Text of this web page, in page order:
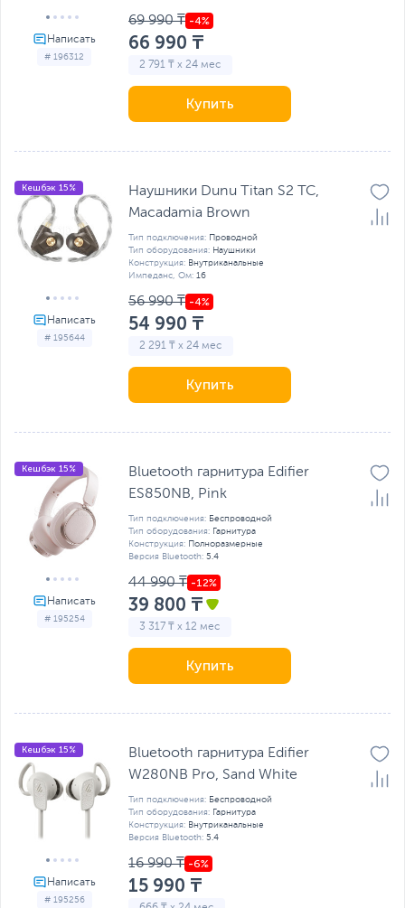
# 196312
69 990 ₸
66 990 ₸
2 791 ₸ x 24 мес
Купить
# 195644
Кешбэк 15%
Наушники Dunu Titan S2 TC,
Macadamia Brown
Тип подключения: Проводной
Тип оборудования: Наушники
Конструкция: Внутриканальные
Импеданс, Ом: 16
56 990 ₸
54 990 ₸
2 291 ₸ x 24 мес
Купить
# 195254
Кешбэк 15%
Bluetooth гарнитура Edifier
ES850NB, Pink
Тип подключения: Беспроводной
Тип оборудования: Гарнитура
Конструкция: Полноразмерные
Версия Bluetooth: 5.4
44 990 ₸
39 800 ₸
3 317 ₸ x 12 мес
Купить
# 195256
Кешбэк 15%
Bluetooth гарнитура Edifier
W280NB Pro, Sand White
Тип подключения: Беспроводной
Тип оборудования: Гарнитура
Конструкция: Внутриканальные
Версия Bluetooth: 5.4
16 990 ₸
15 990 ₸